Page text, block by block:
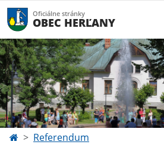
Oficiálne stránky
OBEC HERĽANY
Referendum